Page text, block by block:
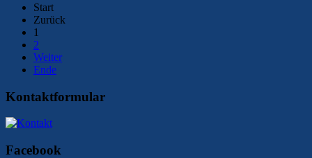
Start
Zurück
1
2
Weiter
Ende
Kontaktformular
Facebook